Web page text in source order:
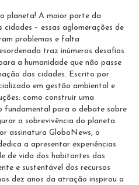
planeta! A maior parte da
– essas aglomerações de
problemas e falta
traz inúmeros desafios
a humanidade que não passe
das cidades. Escrito por
em gestão ambiental e
como construir uma
fundamental para o debate sobre
a sobrevivência do planeta.
assinatura GloboNews, o
a apresentar experiências
de vida dos habitantes das
e sustentável dos recursos
dez anos da atração inspirou a